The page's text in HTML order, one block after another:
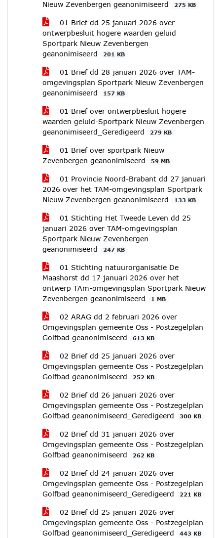
Nieuw Zevenbergen geanonimiseerd
275 KB
01 Brief dd 25 januari 2026 over
ontwerpbesluit hogere waarden geluid
Sportpark Nieuw Zevenbergen
geanonimiseerd
201 KB
01 Brief dd 28 januari 2026 over TAM-
omgevingsplan Sportpark Nieuw Zevenbergen
geanonimiseerd
157 KB
01 Brief over ontwerpbesluit hogere
waarden geluid-Sportpark Nieuw Zevenbergen
geanonimiseerd_Geredigeerd
279 KB
01 Brief over sportpark Nieuw
Zevenbergen geanonimiseerd
59 MB
01 Provincie Noord-Brabant dd 27 januari
2026 over het TAM-omgevingsplan Sportpark
Nieuw Zevenbergen geanonimiseerd
133 KB
01 Stichting Het Tweede Leven dd 25
januari 2026 over TAM-omgevingsplan
Sportpark Nieuw Zevenbergen
geanonimiseerd
247 KB
01 Stichting natuurorganisatie De
Maashorst dd 17 januari 2026 over het
ontwerp TAm-omgevingsplan Sportpark Nieuw
Zevenbergen geanonimiseerd
1 MB
02 ARAG dd 2 februari 2026 over
Omgevingsplan gemeente Oss - Postzegelplan
Golfbad geanonimiseerd
613 KB
02 Brief dd 25 januari 2026 over
Omgevingsplan gemeente Oss - Postzegelplan
Golfbad geanonimiseerd
252 KB
02 Brief dd 26 januari 2026 over
Omgevingsplan gemeente Oss - Postzegelplan
Golfbad geanonimiseerd_Geredigeerd
300 KB
02 Brief dd 31 januari 2026 over
Omgevingsplan gemeente Oss - Postzegelplan
Golfbad geanonimiseerd
262 KB
02 Brief dd 24 januari 2026 over
Omgevingsplan gemeente Oss - Postzegelplan
Golfbad geanonimiseerd_Geredigeerd
221 KB
02 Brief dd 25 januari 2026 over
Omgevingsplan gemeente Oss - Postzegelplan
Golfbad geanonimiseerd_Geredigeerd
443 KB